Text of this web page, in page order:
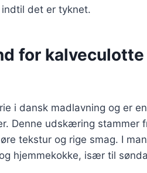
det er tyknet.
for kalveculotte
i dansk madlavning og er
Denne udskæring stammer
tekstur og rige smag. I
hjemmekokke, især til